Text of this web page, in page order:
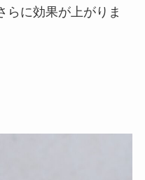
らに効果が上がりま